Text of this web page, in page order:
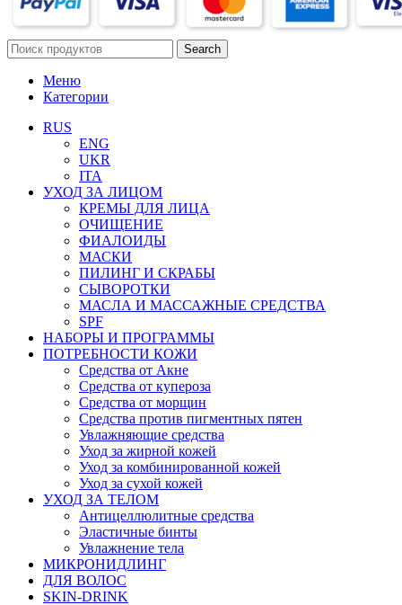
Search
Меню
Категории
RUS
ENG
UKR
ITA
УХОД ЗА ЛИЦОМ
КРЕМЫ ДЛЯ ЛИЦА
ОЧИЩЕНИЕ
ФИАЛОИДЫ
МАСКИ
ПИЛИНГ И СКРАБЫ
СЫВОРОТКИ
МАСЛА И МАССАЖНЫЕ СРЕДСТВА
SPF
НАБОРЫ И ПРОГРАММЫ
ПОТРЕБНОСТИ КОЖИ
Средства от Акне
Средства от купероза
Средства от морщин
Средства против пигментных пятен
Увлажняющие средства
Уход за жирной кожей
Уход за комбинированной кожей
Уход за сухой кожей
УХОД ЗА ТЕЛОМ
Антицеллюлитные средства
Эластичные бинты
Увлажнение тела
МИКРОНИДЛИНГ
ДЛЯ ВОЛОС
SKIN-DRINK